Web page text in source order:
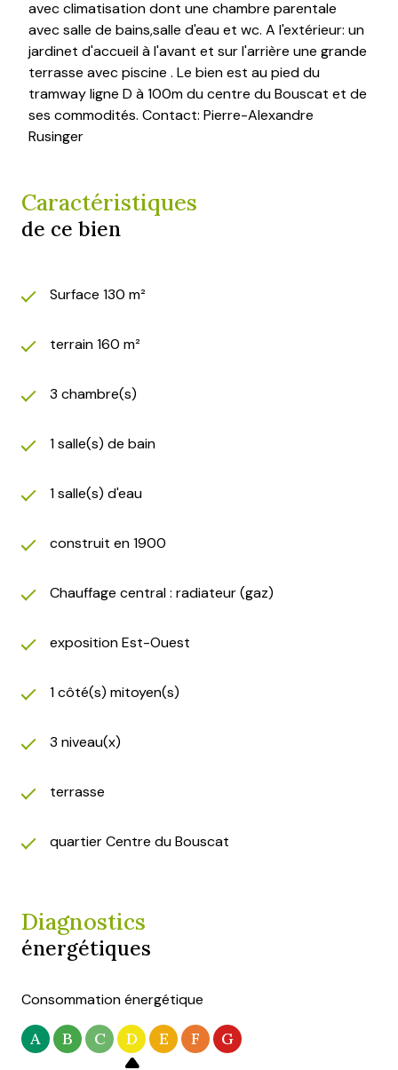
avec climatisation dont une chambre parentale
avec salle de bains,salle d'eau et wc. A l'extérieur: un
jardinet d'accueil à l'avant et sur l'arrière une grande
terrasse avec piscine . Le bien est au pied du
tramway ligne D à 100m du centre du Bouscat et de
ses commodités. Contact: Pierre-Alexandre
Rusinger
Caractéristiques
de ce bien
Surface 130 m²
terrain 160 m²
3 chambre(s)
1 salle(s) de bain
1 salle(s) d'eau
construit en 1900
Chauffage central : radiateur (gaz)
exposition Est-Ouest
1 côté(s) mitoyen(s)
3 niveau(x)
terrasse
quartier Centre du Bouscat
Diagnostics
énergétiques
Consommation énergétique
A B C D E F G